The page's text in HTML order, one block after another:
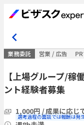
業務委託 営業 / 広告
【上場グループ/
ント経験者募集
1,000円 / 成果に応じ
選考過程の面談では報酬は発